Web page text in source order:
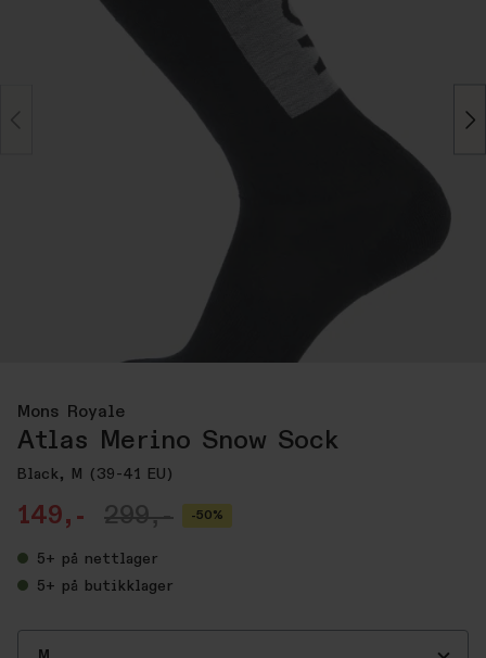
Mons Royale
Atlas Merino Snow Sock
Black, M (39-41 EU)
149,- 299,- -50%
5+ på nettlager
5+ på butikklager